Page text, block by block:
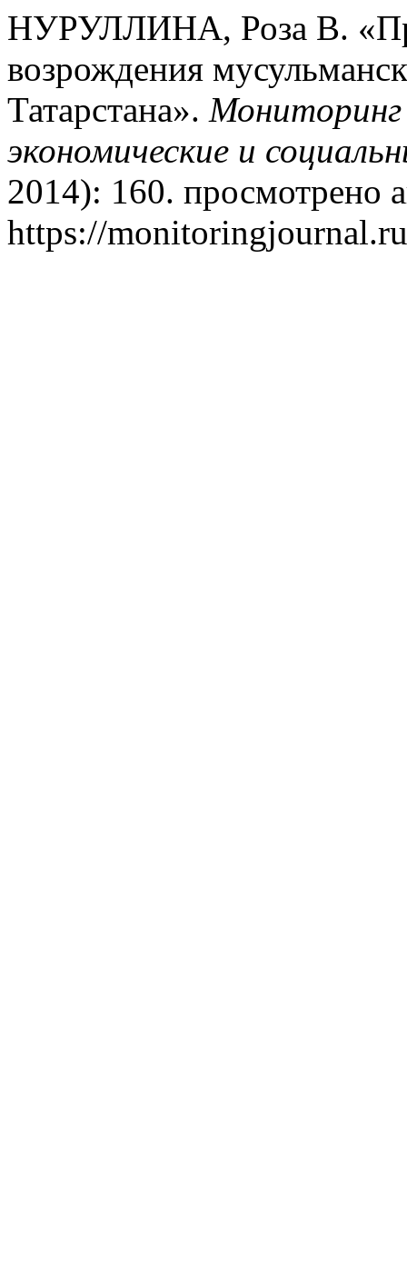
НУРУЛЛИНА, Роза В.
возрождения
Татарстана». Мониторинг
экономические и
2014): 160. просмотрено
https://